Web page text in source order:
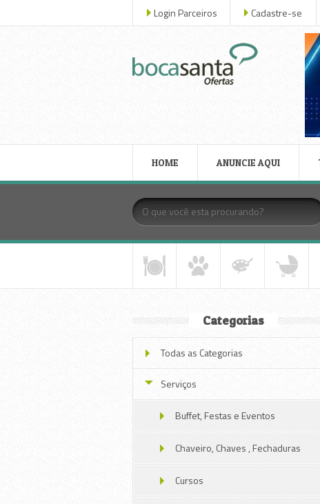
Login Parceiros Cadastre-se
HOME ANUNCIE AQUI
Categorias
Todas as Categorias
Serviços
Buffet, Festas e Eventos
Chaveiro, Chaves , Fechaduras
Cursos